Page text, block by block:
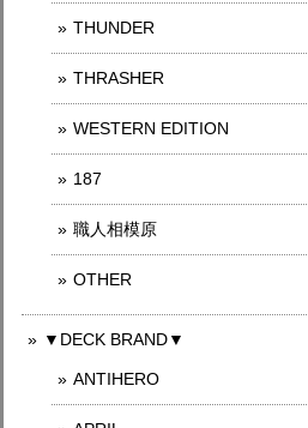
THUNDER
THRASHER
WESTERN EDITION
187
職人相模原
OTHER
▼DECK BRAND▼
ANTIHERO